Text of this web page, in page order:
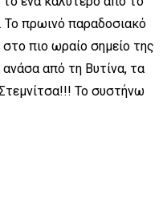
Το πρωινό παραδοσιακό
πιο ωραίο σημείο της
από τη Βυτίνα, τα
Το συστήνω